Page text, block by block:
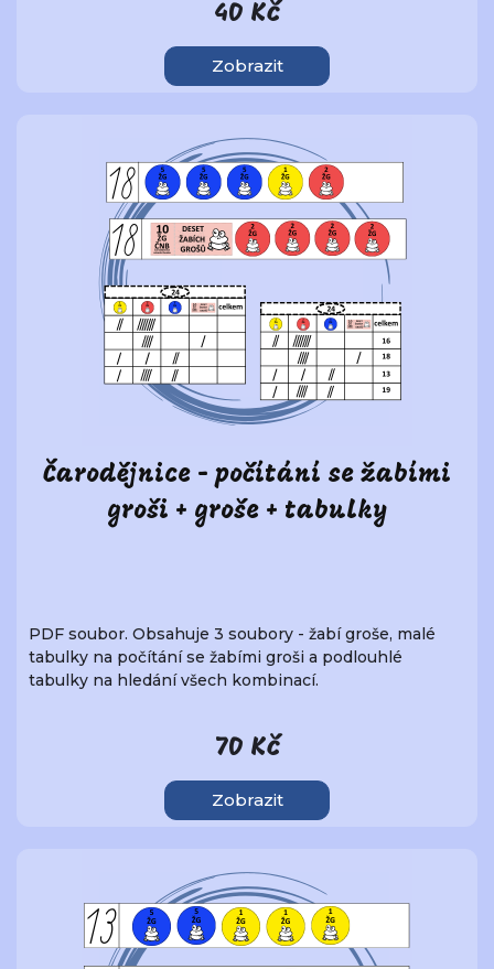
40 Kč
Zobrazit
Čarodějnice - počítání se žabími
groši + groše + tabulky
PDF soubor. Obsahuje 3 soubory - žabí groše, malé
tabulky na počítání se žabími groši a podlouhlé
tabulky na hledání všech kombinací.
70 Kč
Zobrazit